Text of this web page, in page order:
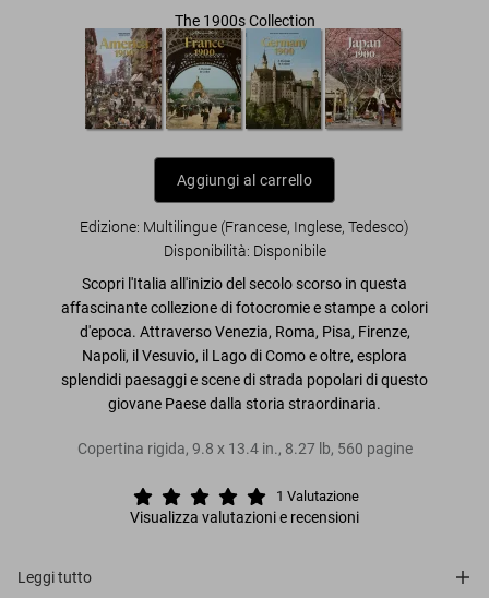
The 1900s Collection
Aggiungi al carrello
Edizione: Multilingue (Francese, Inglese, Tedesco)
Disponibilità: Disponibile
Scopri l'Italia all'inizio del secolo scorso in questa
affascinante collezione di fotocromie e stampe a colori
d'epoca. Attraverso Venezia, Roma, Pisa, Firenze,
Napoli, il Vesuvio, il Lago di Como e oltre, esplora
splendidi paesaggi e scene di strada popolari di questo
giovane Paese dalla storia straordinaria.
Copertina rigida, 9.8 x 13.4 in., 8.27 lb, 560 pagine
1 Valutazione
Visualizza valutazioni e recensioni
Leggi tutto